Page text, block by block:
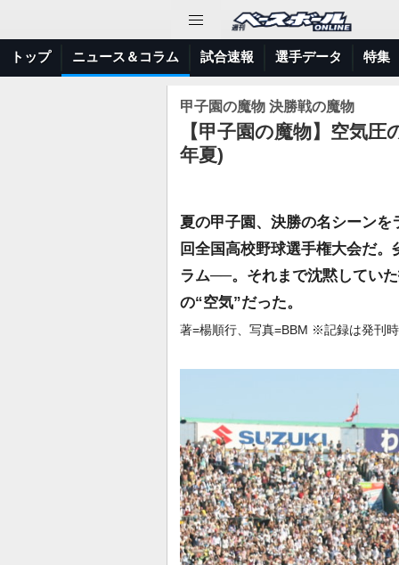
トップ ニュース＆コラム 試合速報 選手データ 特集
甲子園の魔物 決勝戦の魔物
【甲子園の魔物】空気
年夏)
夏の甲子園、決勝の名シーン
回全国高校野球選手権大会だ
ラム──。それまで沈黙してい
の“空気”だった。
著=楊順行、写真=BBM ※記録は発刊